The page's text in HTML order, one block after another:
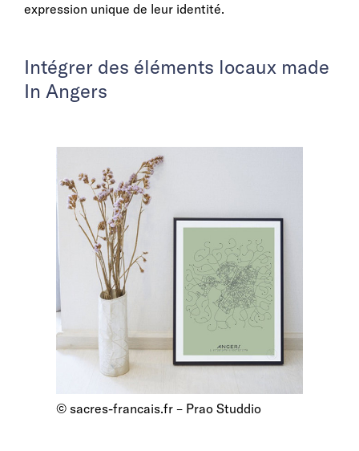
expression unique de leur identité.
Intégrer des éléments locaux made
In Angers
© sacres-francais.fr – Prao Studdio